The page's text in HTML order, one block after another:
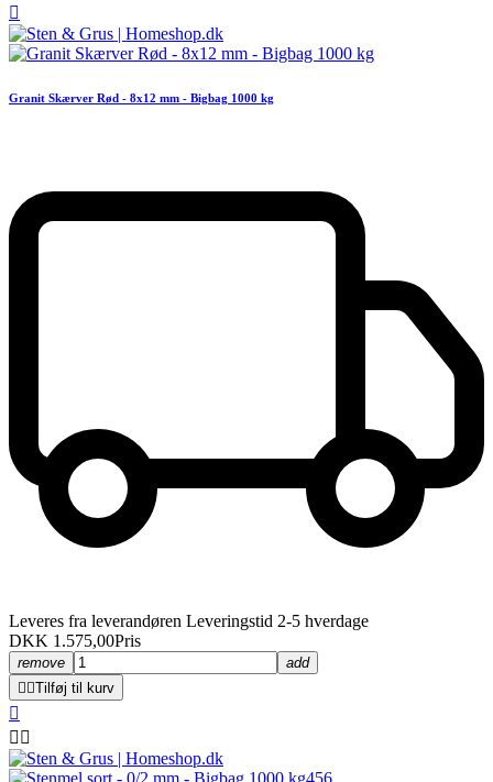

Granit Skærver Rød - 8x12 mm - Bigbag 1000 kg
Leveres fra leverandøren Leveringstid 2-5 hverdage
DKK 1.575,00Pris
remove
add
 Tilføj til kurv

 